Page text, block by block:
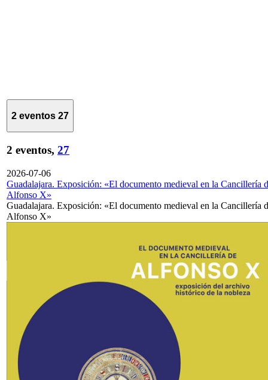
2 eventos 27
2 eventos, 27
2026-07-06
Guadalajara. Exposición: «El documento medieval en la Cancillería
Alfonso X»
Guadalajara. Exposición: «El documento medieval en la Cancillería
Alfonso X»